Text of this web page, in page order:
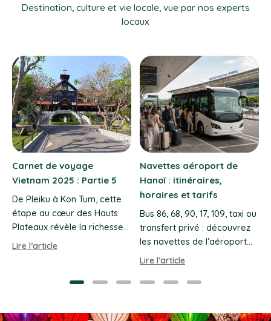
Destination, culture et vie locale, vue par nos experts
locaux
Têt 2027 au Vietnam :
dates et conseils de
voyage
Le Têt 2027 aura lieu le 6
février. Dates, traditions,
transports, fermetures et
Voyage Vietnam Tout
Compris – Prix, Circuits &
Conseils Locaux
Voyage Vietnam tout
compris 2026–2027 : prix
réels, circuits 10 à 21 jours,
meilleure période, budget et
Guide complet par Vietnam
Lire l’article